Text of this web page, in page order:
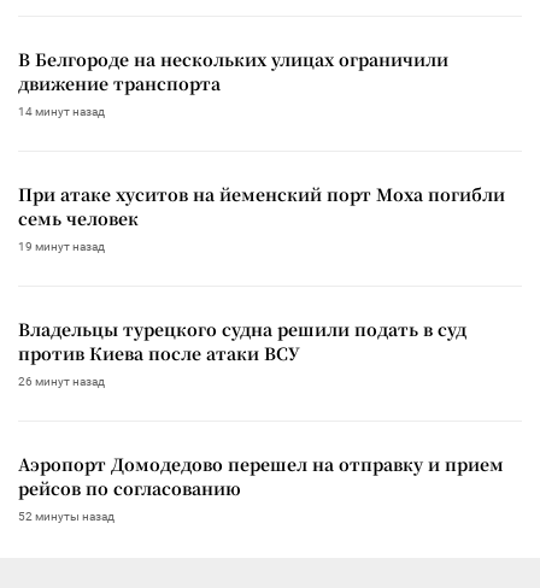
В Белгороде на нескольких улицах ограничили
движение транспорта
14 минут назад
При атаке хуситов на йеменский порт Моха погибли
семь человек
19 минут назад
Владельцы турецкого судна решили подать в суд
против Киева после атаки ВСУ
26 минут назад
Аэропорт Домодедово перешел на отправку и прием
рейсов по согласованию
52 минуты назад